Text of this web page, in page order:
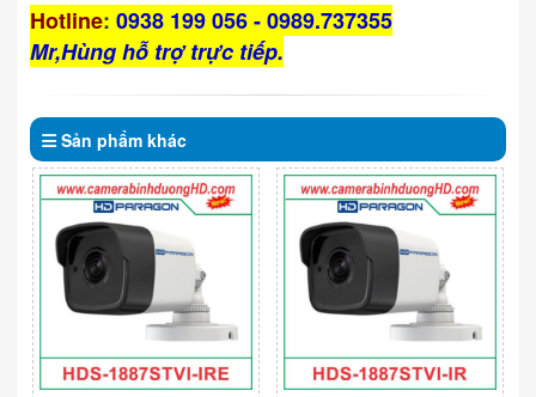
Hotline: 0938 199 056 - 0989.737355
Mr,Hùng hỗ trợ trực tiếp.
Sản phẩm khác